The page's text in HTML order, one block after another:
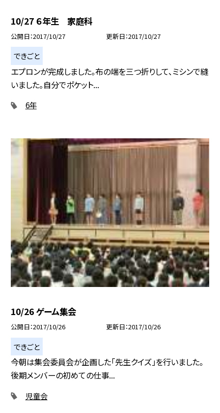
10/27 ６年生 家庭科
公開日 2017/10/27 更新日 2017/10/27
できごと
エプロンが完成しました。布の端を三つ折りして、ミシンで縫
いました。自分でポケット...
6年
10/26 ゲーム集会
公開日 2017/10/26 更新日 2017/10/26
できごと
今朝は集会委員会が企画した「先生クイズ」を行いました。
後期メンバーの初めての仕事...
児童会